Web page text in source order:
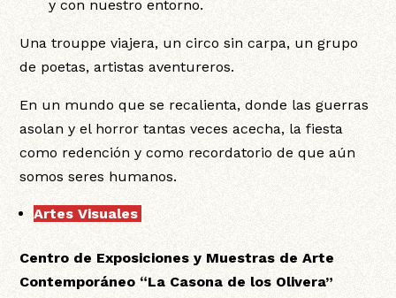
y con nuestro entorno.
Una trouppe viajera, un circo sin carpa, un grupo
de poetas, artistas aventureros.
En un mundo que se recalienta, donde las guerras
asolan y el horror tantas veces acecha, la fiesta
como redención y como recordatorio de que aún
somos seres humanos.
Artes Visuales
Centro de Exposiciones y Muestras de Arte
Contemporáneo “La Casona de los Olivera”